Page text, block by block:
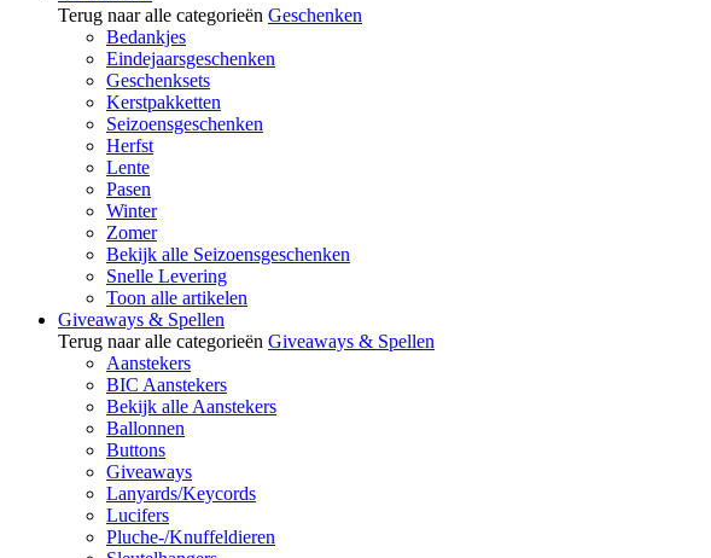
Terug naar alle categorieën Geschenken
Bedankjes
Eindejaarsgeschenken
Geschenksets
Kerstpakketten
Seizoensgeschenken
Herfst
Lente
Pasen
Winter
Zomer
Bekijk alle Seizoensgeschenken
Snelle Levering
Toon alle artikelen
Giveaways & Spellen
Terug naar alle categorieën Giveaways & Spellen
Aanstekers
BIC Aanstekers
Bekijk alle Aanstekers
Ballonnen
Buttons
Giveaways
Lanyards/Keycords
Lucifers
Pluche-/Knuffeldieren